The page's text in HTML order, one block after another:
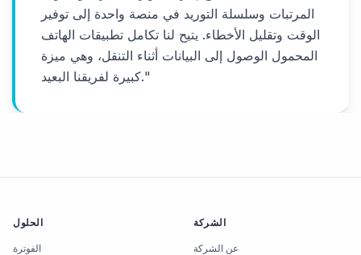
المرتبات وسلسلة التوريد في منصة واحدة إلى توفير
الوقت وتقليل الأخطاء. يتيح لنا تكامل تطبيقات الهاتف
المحمول الوصول إلى البيانات أثناء التنقل، وهي ميزة
كبيرة لفريقنا البعيد."
الحلول
الفوترة
الشركة
عن الشركة